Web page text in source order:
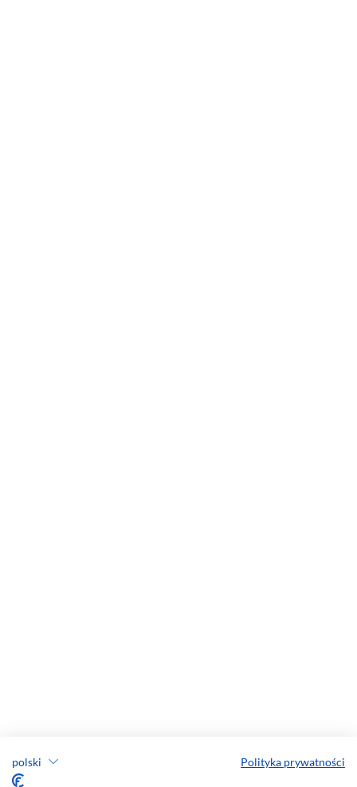
polski Polityka prywatności